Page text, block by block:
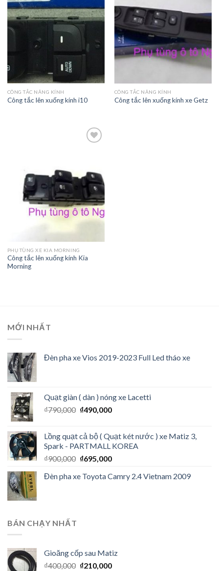
CÔNG TẮC NÂNG KÍNH
Công tắc lên xuống kính i10
CÔNG TẮC NÂNG KÍNH
Công tắc lên xuống kính xe Getz
PHỤ TÙNG XE KIA MORNING
Công tắc lên xuống kính Kia
Morning
MỚI NHẤT
Đèn pha xe Vios 2019-2023 Full Led tháo xe
Quạt giàn ( dàn ) nóng xe Lacetti
₫790,000 ₫490,000
Lồng quạt cả bộ ( Quạt két nước ) xe Matiz 3,
Spark - PARTMALL KOREA
₫900,000 ₫695,000
Đèn pha xe Toyota Camry 2.4 Vietnam 2009
BÁN CHẠY NHẤT
Gioăng cốp sau Matiz
₫400,000 ₫210,000